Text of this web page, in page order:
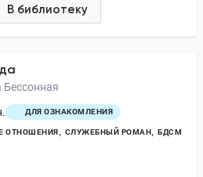
В библиотеку
Бессонная
ДЛЯ ОЗНАКОМЛЕНИЯ
ОТНОШЕНИЯ СЛУЖЕБНЫЙ РОМАН БДСМ